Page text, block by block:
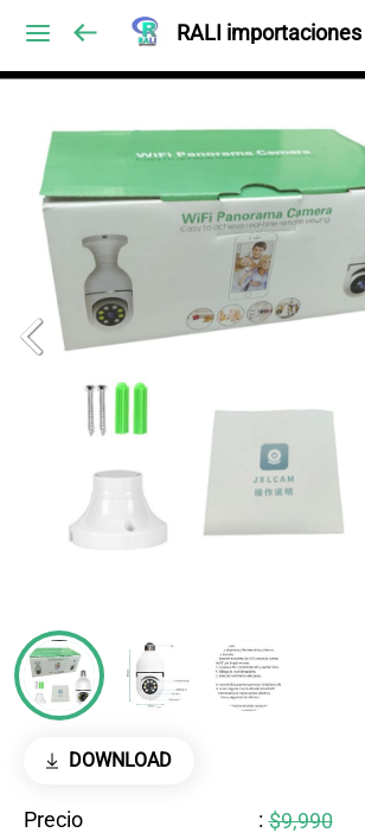
RALI importaciones
DOWNLOAD
Precio : $9,990